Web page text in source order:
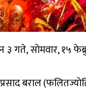
गते, सोमवार, १५
बराल